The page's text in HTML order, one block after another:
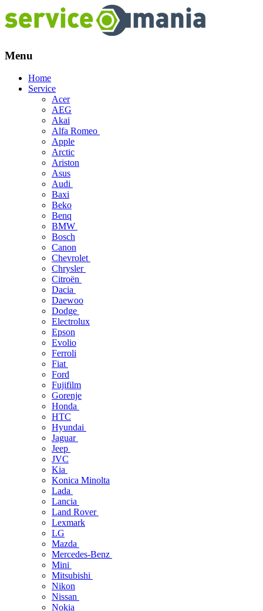
Menu
Skip
Home
Service
Acer
AEG
Akai
Alfa Romeo
Apple
Arctic
Ariston
Asus
Audi
Baxi
Beko
Benq
BMW
Bosch
Canon
Chevrolet
Chrysler
Citroën
Dacia
Daewoo
Dodge
Electrolux
Epson
Evolio
Ferroli
Fiat
Ford
Fujifilm
Gorenje
Honda
HTC
Hyundai
Jaguar
Jeep
JVC
Kia
Konica Minolta
Lada
Lancia
Land Rover
Lexmark
LG
Mazda
Mercedes-Benz
Mini
Mitsubishi
Nikon
Nissan
Nokia